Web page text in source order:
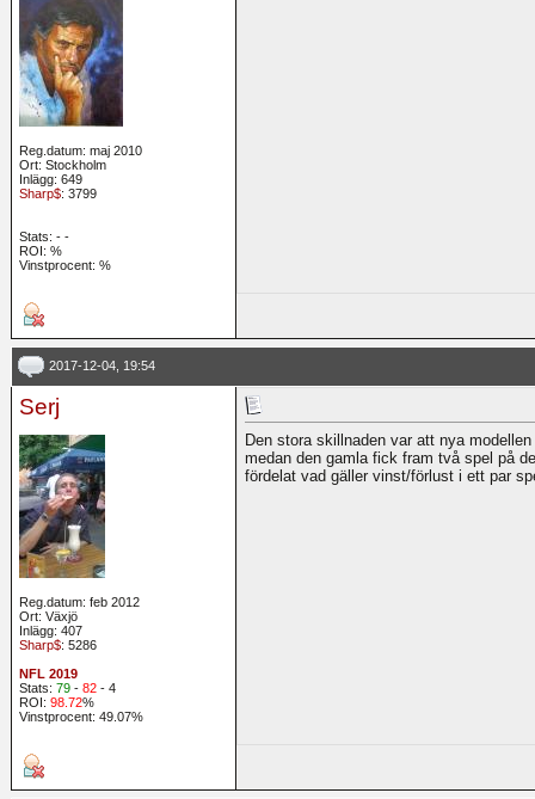
Reg.datum: maj 2010
Ort: Stockholm
Inlägg: 649
Sharp$: 3799
Stats: - -
ROI: %
Vinstprocent: %
2017-12-04, 19:54
Serj
Reg.datum: feb 2012
Ort: Växjö
Inlägg: 407
Sharp$: 5286
NFL 2019
Stats: 79 - 82 - 4
ROI: 98.72%
Vinstprocent: 49.07%
Den stora skillnaden var att nya
medan den gamla fick fram två spel på
fördelat vad gäller vinst/förlust i ett par